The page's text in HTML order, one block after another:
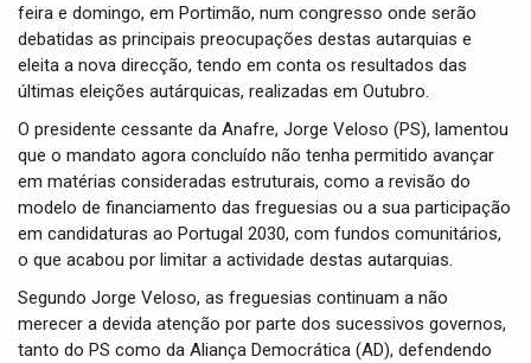
feira e domingo, em Portimão, num congresso onde serão
debatidas as principais preocupações destas autarquias e
eleita a nova direcção, tendo em conta os resultados das
últimas eleições autárquicas, realizadas em Outubro.
O presidente cessante da Anafre, Jorge Veloso (PS), lamentou
que o mandato agora concluído não tenha permitido avançar
em matérias consideradas estruturais, como a revisão do
modelo de financiamento das freguesias ou a sua participação
em candidaturas ao Portugal 2030, com fundos comunitários,
o que acabou por limitar a actividade destas autarquias.
Segundo Jorge Veloso, as freguesias continuam a não
merecer a devida atenção por parte dos sucessivos governos,
tanto do PS como da Aliança Democrática (AD), defendendo